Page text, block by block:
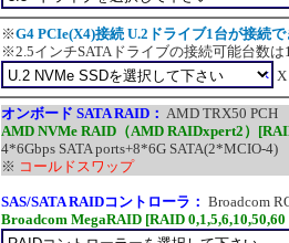
※G4 PCIe(X4)接続 U.2ドライブ1台が接続
※2.5インチSATAドライブの接続可能台数
X
オンボード SATA RAID： AMD TRX50 PCH
AMD NVMe RAID（AMD RAIDxpert2）
4*6Gbps SATA ports+8*6G SATA(2*MCIO-4)
※ コールドスワップ
SAS/SATA RAIDコントローラ： Broadcom
Broadcom MegaRAID [RAID